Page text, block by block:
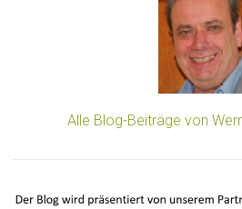
Alle Blog-Beiträge von